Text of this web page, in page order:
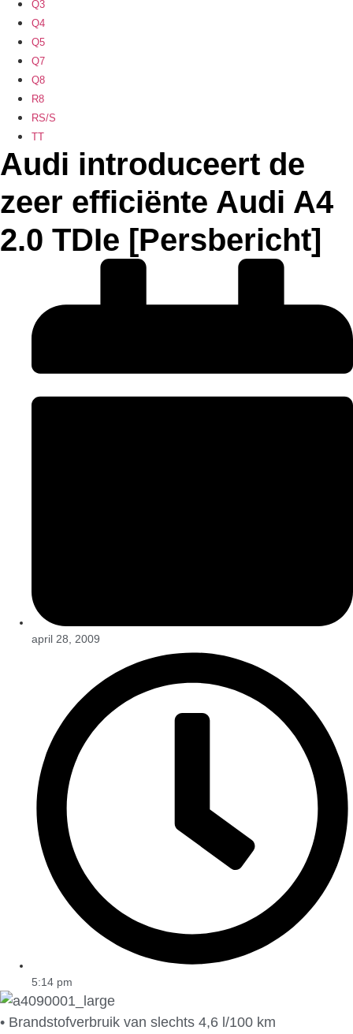
Q3
Q4
Q5
Q7
Q8
R8
RS/S
TT
Audi introduceert de
zeer efficiënte Audi A4
2.0 TDIe [Persbericht]
april 28, 2009
5:14 pm
• Brandstofverbruik van slechts 4,6 l/100 km